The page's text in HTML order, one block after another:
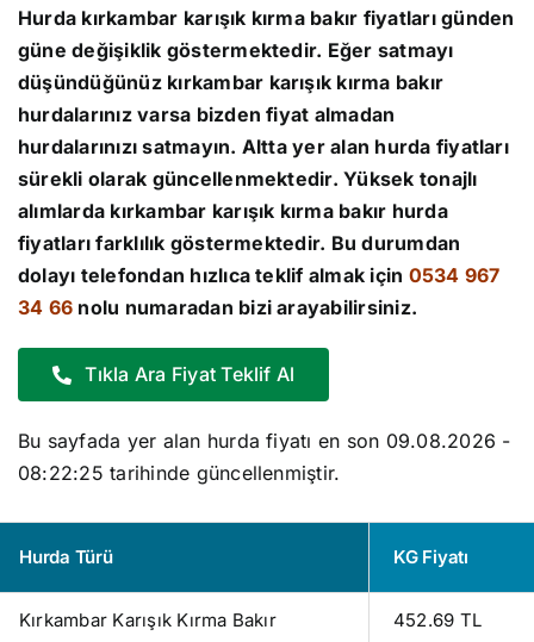
Hurda kırkambar karışık kırma bakır fiyatlarıgünden
güne değişiklik göstermektedir. Eğer satmayı
düşündüğünüz kırkambar karışık kırma bakır
hurdalarınız varsa bizden fiyat almadan
hurdalarınızı satmayın. Altta yer alan hurda fiyatları
sürekli olarak güncellenmektedir. Yüksek tonajlı
alımlarda kırkambar karışık kırma bakır hurda
fiyatları farklılık göstermektedir. Bu durumdan
dolayı telefondan hızlıca teklif almak için 0534 967
34 66 nolu numaradan bizi arayabilirsiniz.
Tıkla Ara Fiyat Teklif Al
Bu sayfada yer alan hurda fiyatı en son 09.08.2026 -
08:22:25 tarihinde güncellenmiştir.
Hurda Türü KG Fiyatı
Kırkambar Karışık Kırma Bakır 452.69 TL